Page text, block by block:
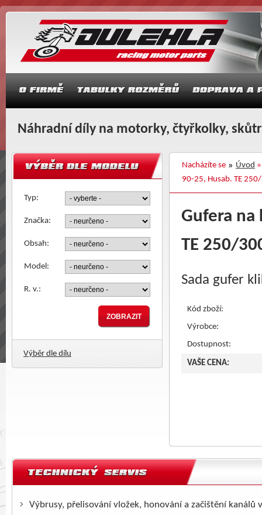
Náhradní díly na motorky, čtyřkolky,
Nacházíte se Úvod
90-25, Husab. TE
Typ:
Značka:
Obsah:
Model:
R. v.:
Výběr dle dílu
Gufera na
TE 250/
Sada gufer
Kód zboží:
Výrobce:
Dostupnost:
VAŠE CENA:
Výbrusy, přelisování vložek, honování a začištění kanálů